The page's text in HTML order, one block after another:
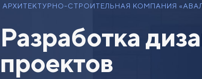
АРХИТЕКТУРНО-СТРОИТЕЛЬНАЯ КОМПАНИЯ
Разработка
проектов